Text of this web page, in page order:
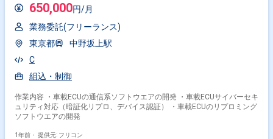
650,000円/月
業務委託(フリーランス)
東京都
中野坂上駅
C
組込・制御
作業内容 ・車載ECUの通信系ソフトウエアの開発 ・車載ECUサイバーセキ
ュリティ対応（暗証化リプロ、デバイス認証） ・車載ECUのリプロミング
ソフトウエアの開発
1年前・ 提供元: フリコン